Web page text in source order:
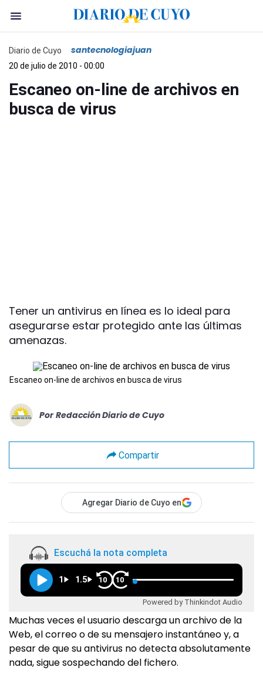
Diario de Cuyo santecnologiajuan
20 de julio de 2010 - 00:00
Escaneo on-line de archivos en
busca de virus
Tener un antivirus en línea es lo ideal para
asegurarse estar protegido ante las últimas
amenazas.
Escaneo on-line de archivos en busca de virus
Por Redacción Diario de Cuyo
Compartir
Agregar Diario de Cuyo en
Escuchá la nota completa
1 1.5 10 10
Powered by Thinkindot Audio
Muchas veces el usuario descarga un archivo de la
Web, el correo o de su mensajero instantáneo y, a
pesar de que su antivirus no detecta absolutamente
nada, sigue sospechando del fichero.